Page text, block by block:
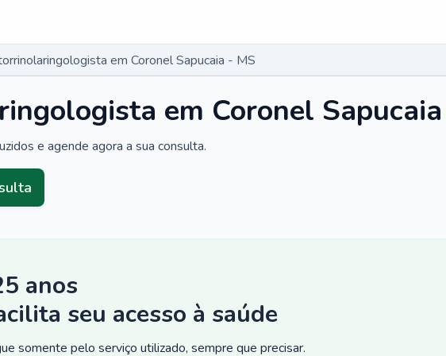
em Coronel Sapucaia - MS
em Coronel
e agende agora a sua consulta.
anos
seu acesso à saúde
somente pelo serviço utilizado, sempre que precisar.